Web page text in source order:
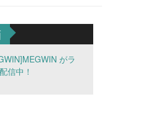
がラ
信中！